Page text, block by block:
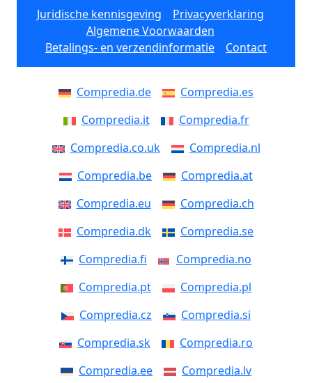
Juridische kennisgeving
Privacyverklaring
Algemene Voorwaarden
Betalings- en verzendinformatie
Contact
Compredia.de
Compredia.es
Compredia.it
Compredia.fr
Compredia.co.uk
Compredia.nl
Compredia.be
Compredia.at
Compredia.eu
Compredia.ch
Compredia.dk
Compredia.se
Compredia.fi
Compredia.no
Compredia.pt
Compredia.pl
Compredia.cz
Compredia.si
Compredia.sk
Compredia.ro
Compredia.ee
Compredia.lv